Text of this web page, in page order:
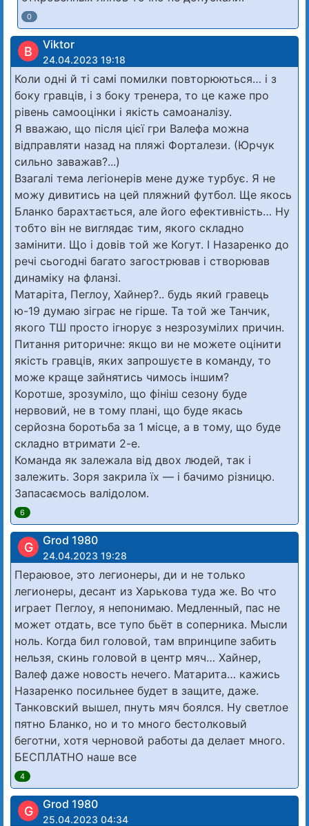
0
В Viktor
24.04.2023 19:18
Коли одні й ті самі помилки повторюються… і з
боку гравців, і з боку тренера, то це каже про
рівень самооцінки і якість самоаналізу.
Я вважаю, що після цієї гри Валефа можна
відправляти назад на пляжі Форталези. (Юрчук
сильно заважав?...)
Взагалі тема легіонерів мене дуже турбує. Я не
можу дивитись на цей пляжний футбол. Ще якось
Бланко барахтається, але його ефективність… Ну
тобто він не виглядає тим, якого складно
замінити. Що і довів той же Когут. І Назаренко до
речі сьогодні багато загострював і створював
динаміку на фланзі.
Матаріта, Пеглоу, Хайнер?.. будь який гравець
ю-19 думаю зіграє не гірше. Та той же Танчик,
якого ТШ просто ігнорує з незрозумілих причин.
Питання риторичне: якщо ви не можете оцінити
якість гравців, яких запрошуєте в команду, то
може краще зайнятись чимось іншим?
Коротше, зрозуміло, що фініш сезону буде
нервовий, не в тому плані, що буде якась
серйозна боротьба за 1 місце, а в тому, що буде
складно втримати 2-е.
Команда як залежала від двох людей, так і
залежить. Зоря закрила їх — і бачимо різницю.
Запасаємось валідолом.
6
G Grod 1980
24.04.2023 19:28
Пераювое, это легионеры, ди и не только
легионеры, десант из Харькова туда же. Во что
играет Пеглоу, я непонимаю. Медленный, пас не
может отдать, все тупо бьёт в соперника. Мысли
ноль. Когда бил головой, там впринципе забить
нельзя, скинь головой в центр мяч… Хайнер,
Валеф даже новость нечего. Матарита… кажись
Назаренко посильнее будет в защите, даже.
Танковский вышел, пнуть мяч боялся. Ну светлое
пятно Бланко, но и то много бестолковый
беготни, хотя черновой работы да делает много.
БЕСПЛАТНО наше все
4
G Grod 1980
25.04.2023 04:34